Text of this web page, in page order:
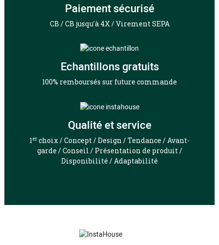
Paiement sécurisé
CB / CB jusqu'à 4X / Virement SEPA
Echantillons gratuits
100% remboursés sur future commande
Qualité et service
1er choix / Concept / Design / Tendance / Avant-
garde / Conseil / Présentation de produit /
Disponibilité / Adaptabilité